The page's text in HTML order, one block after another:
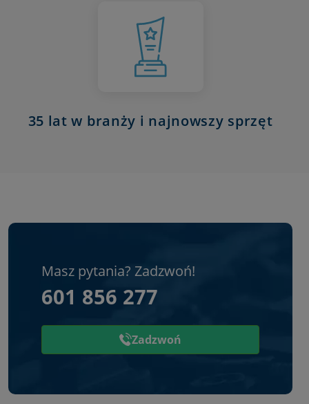
35 lat w branży i najnowszy sprzęt
Masz pytania? Zadzwoń!
601 856 277
Zadzwoń